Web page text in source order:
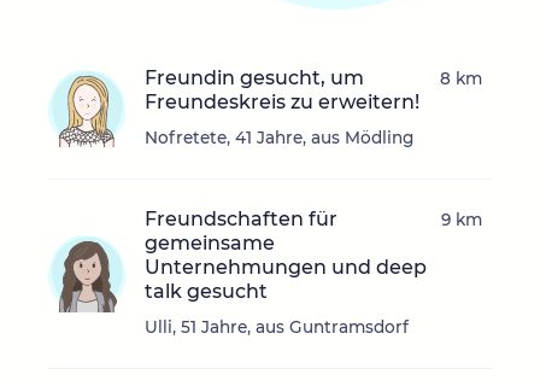
Freundin gesucht, um
Freundeskreis zu erweitern!
Nofretete, 41 Jahre, aus Mödling
8 km
Freundschaften für
gemeinsame
Unternehmungen und deep
talk gesucht
Ulli, 51 Jahre, aus Guntramsdorf
9 km